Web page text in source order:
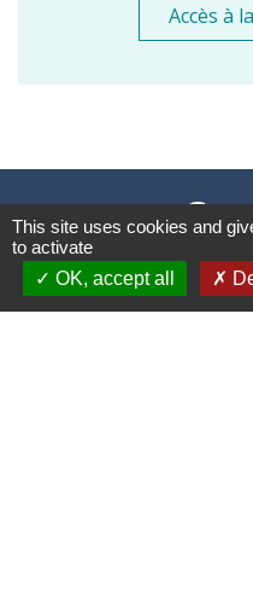
Accès à
1
69670
This site uses cookies and
to activate
OK, accept all